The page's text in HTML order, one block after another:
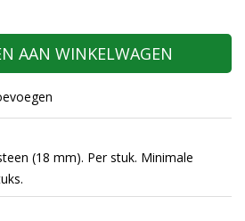
AAN WINKELWAGEN
(18 mm). Per stuk. Minimale